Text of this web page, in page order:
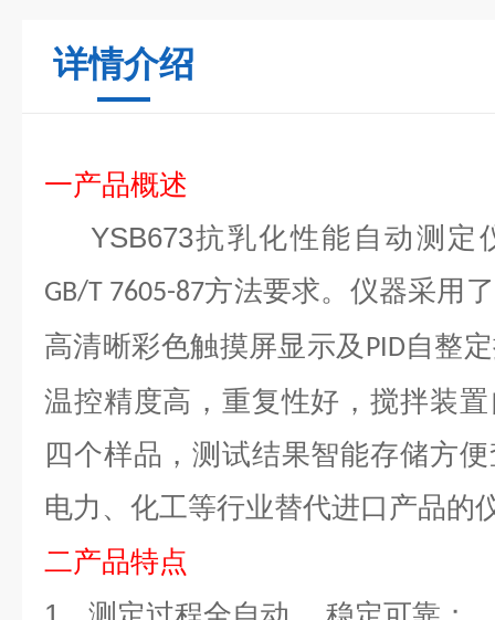
详情介绍
一产品概述
YSB673抗乳化性能自动测定
GB/T 7605-87方法要求。仪器采用了
高清晰彩色触摸屏显示及 PID自整
温控精度高，重复性好，搅拌装
四个样品，测试结果智能存储方
电力、化工等行业替代进口产品的
二产品特点